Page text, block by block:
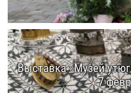
Выставка «Музей
7